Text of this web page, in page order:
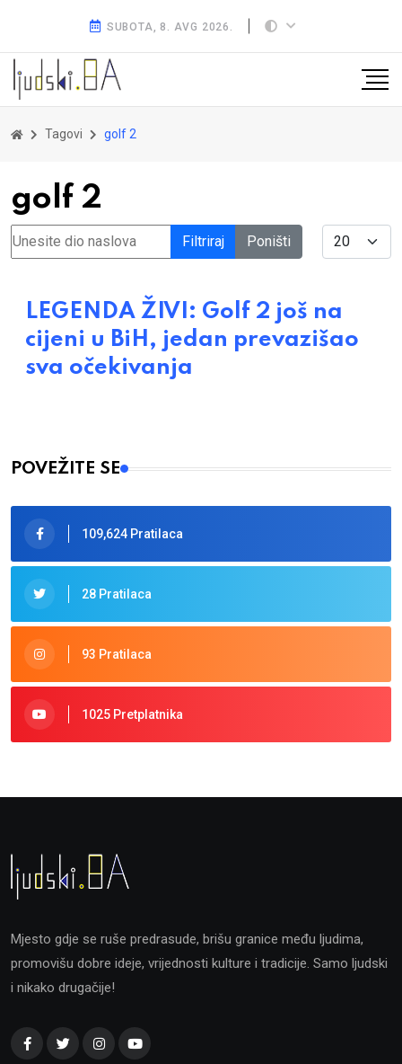
SUBOTA, 8. AVG 2026.
Tagovi golf 2
golf 2
Unesite dio naslova Filtriraj Poništi Display #
LEGENDA ŽIVI: Golf 2 još na
cijeni u BiH, jedan prevazišao
sva očekivanja
POVEŽITE SE
109,624 Pratilaca
28 Pratilaca
93 Pratilaca
1025 Pretplatnika
Mjesto gdje se ruše predrasude, brišu granice među ljudima,
promovišu dobre ideje, vrijednosti kulture i tradicije. Samo ljudski
i nikako drugačije!